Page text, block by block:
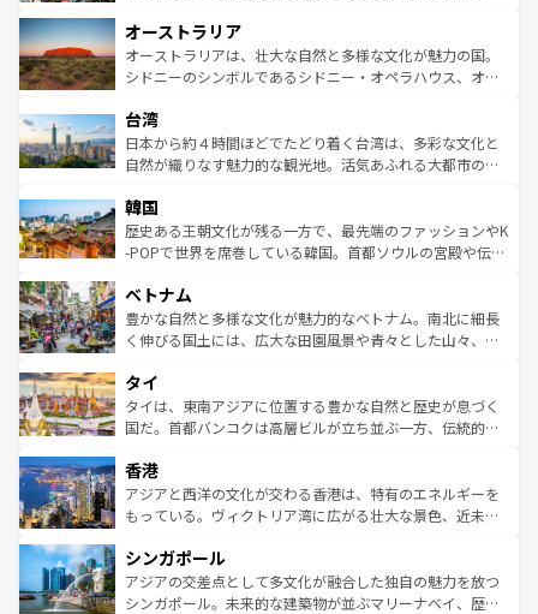
部のニューオーリンズでは、音楽と美食が融合した独特の
文化が魅力。旅行者はアメリカの各地域で異なる魅力を楽
しみながら、その多様性と豊かな歴史を感じることができ
ならではの贅沢な旅のスタイルだ。 なお、新着のアメリカ
情報はコンテンツ一覧を参照してほしい。
ワイ島は見逃せない。また、定番の観光地といえばオアフ
島だが、静かな自然を求めるならマウイ島やカウアイ島が
おすすめ。エメラルドグリーンに輝く海をはじめ、豊かな
れるおもてなしの心で訪れる人々を迎えてくれるハワイの
人々、おいしいローカルフードやハワイアンミュージッ
ク、伝統的なフラダンスなど、すべてがハワイの魅力を彩
ワイを、存分に味わってほしい。 なお、新着のハワイ情報
はコンテンツ一覧を参照してほしい。
オーストラリア
オーストラリアは、壮大な自然と多様な文化が魅力の国。
シドニーのシンボルであるシドニー・オペラハウス、オー
リアリーフや大陸中央部にそびえるウルル（エアーズロッ
ク）、タスマニアの美しい原生林やケアンズの熱帯雨林な
ど、見どころがたくさん。また、カフェやワイン、オージ
いる。アクティビティも充実しており、サーフィンやダイ
ビング、ハイキングなど、アウトドア好きにはたまらな
い。オーストラリアの多彩な魅力を存分に味わいつくそ
参照してほしい。
台湾
日本から約４時間ほどでたどり着く台湾は、多彩な文化と
自然が織りなす魅力的な観光地。活気あふれる大都市の台
ン）、静ひつな山岳地帯である台湾東部など、都市の喧騒
と山間の静けさが共存しており、訪れる人に新しい発見と
驚きをもたらしてくれる。また、奥深い台湾の食文化も魅
容にもいいと評判のスイーツなど、バラエティ豊かな料理
が味わえる。 なお、新着の台湾情報は コンテンツ一覧を参
照してほしい。
韓国
歴史ある王朝文化が残る一方で、最先端のファッションやK
-POPで世界を席巻している韓国。首都ソウルの宮殿や伝統
き、地方に足を延ばせば四季折々の自然美を楽しむことが
できる。そして、キムチや焼肉、絶品のストリートフード
まで、さまざまな韓国料理が待っている。夜には、韓国な
リティに包まれながら、韓国の多彩な魅力を心ゆくまで味
わってみてほしい。 なお、新着の韓国情報はコンテンツ一
覧を参照してほしい。
ベトナム
豊かな自然と多様な文化が魅力的なベトナム。南北に細長
く伸びる国土には、広大な田園風景や青々とした山々、世
急速な発展と共に伝統が息づく。ハノイの古い町並みやホ
ーチミン市のフランス統治時代の建物も、独特の雰囲気を
醸し出している。また、バラエティの豊かさとおいしさで
とつ。フォーやバインミー、ベトナムコーヒーなどは、ぜ
ひ現地で味わいたい。どの地域を訪れてもあたたかい人々
が旅行者を迎えてくれるので、きっと忘れられない旅にな
参照してほしい。
タイ
タイは、東南アジアに位置する豊かな自然と歴史が息づく
国だ。首都バンコクは高層ビルが立ち並ぶ一方、伝統的な
の活気が交差している。北部ではチェンマイなどの山岳地
帯で自然と触れ合い、南部ではプーケットやクラビの美し
いビーチでリゾート気分を楽しむことができる。タイ料理
激する。気候は一年中温暖で、どの季節にも異なる楽しみ
が待っている。親しみやすいタイの人々、仏教を中心とし
た文化、そして多様な観光資源が、訪れる旅人を魅了し続
香港
アジアと西洋の文化が交わる香港は、特有のエネルギーを
もっている。ヴィクトリア湾に広がる壮大な景色、近未来
み、どこを訪れても感動するはず。観光スポットが密集し
ており、効率よく見どころを回れるのも魅力。息をのむよ
うな絶景から文化的な体験まで、香港を存分に楽しみ尽く
シンガポール
アジアの交差点として多文化が融合した独自の魅力を放つ
シンガポール。未来的な建築物が並ぶマリーナベイ、歴史